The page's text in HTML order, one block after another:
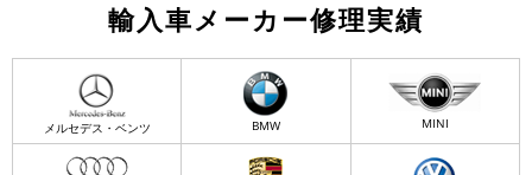
輸入車メーカー修理実績
メルセデス・ベンツ BMW MINI